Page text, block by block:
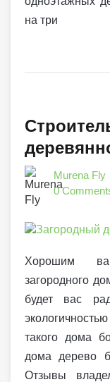
на три
Murena Fly
0
Хорошим
загородного
будет вас
такого дома
дома дерево
Отзывы